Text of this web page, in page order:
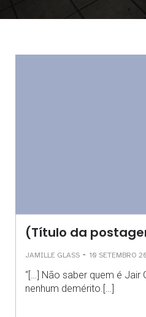
(Título da
JAMILLE GLASS - 10 SETEMBRO
“[…] Não saber quem é Jair
nenhum demérito.[…]